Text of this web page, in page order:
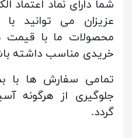
شما دارای نماد اعتماد
عزیزان می توانید
محصولات ما با قیمت
خریدی مناسب داشته
تمامی سفارش ها با
جلوگیری از هرگونه
گردد.